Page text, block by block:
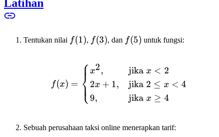
Latihan
Tentukan nilai f(1)
f(1), f(3)
f(3), dan f(5)
f(5) untuk fungsi:
f(x) = \begin{cases}
f(x) = ⎩
⎨⎧ x2,
2x + 1,
9,
jika x < 2
jika 2 ≤ x < 4
jika x ≥ 4
Sebuah perusahaan taksi online menerapkan tarif: